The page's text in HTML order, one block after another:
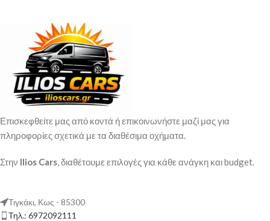
Επισκεφθείτε μας από κοντά ή επικοινωνήστε μαζί μας για
πληροφορίες σχετικά με τα διαθέσιμα οχήματα.
Στην Ilios Cars, διαθέτουμε επιλογές για κάθε ανάγκη και budget.
Τιγκάκι, Κως - 85300
Τηλ.: 6972092111